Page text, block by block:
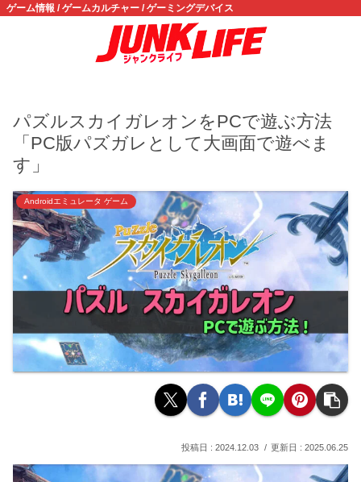
ゲーム情報 / ゲームカルチャー / ゲーミングデバイス
パズルスカイガレオンをPCで遊ぶ方法
「PC版パズガレとして大画面で遊べま
す」
Androidエミュレータ ゲーム
2024.12.03 2025.06.25